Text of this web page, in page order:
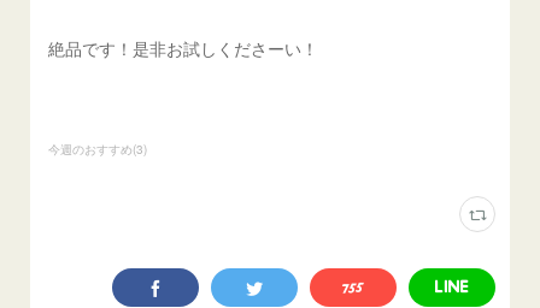
絶品です！是非お試しくださーい！
今週のおすすめ(3)